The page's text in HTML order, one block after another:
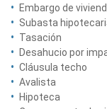
Embargo de
Subasta
Tasación
Desahucio por
Cláusula techo
Avalista
Hipoteca